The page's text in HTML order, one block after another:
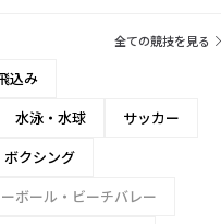
全ての競技を見る
込み
水泳・水球
サッカー
ボクシング
ボール・ビーチバレー